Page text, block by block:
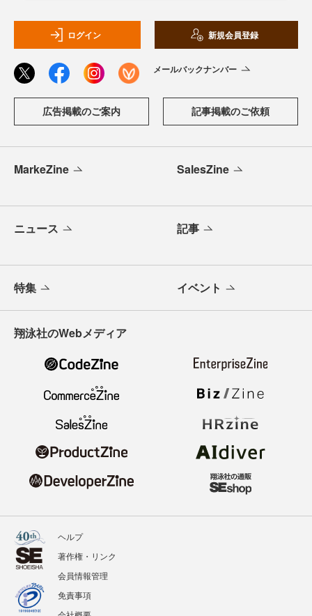
ログイン 新規会員登録
メールバックナンバー
広告掲載のご案内 記事掲載のご依頼
MarkeZine SalesZine
ニュース 記事
特集 イベント
翔泳社のWebメディア
ヘルプ
著作権・リンク
会員情報管理
免責事項